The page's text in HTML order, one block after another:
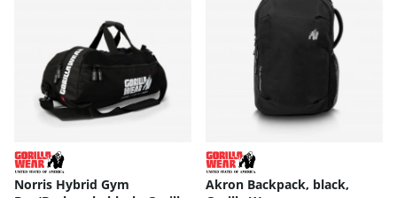
Norris Hybrid Gym
Akron Backpack, black,